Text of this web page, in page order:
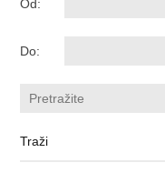
Od:
Do: